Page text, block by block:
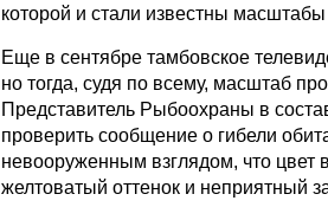
которой и стали известны масштабы
Еще в сентябре тамбовское
но тогда, судя по всему, масштаб
Представитель Рыбоохраны в
проверить сообщение о гибели
невооруженным взглядом, что цвет
желтоватый оттенок и неприятный